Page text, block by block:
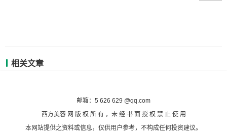
相关文章
邮箱：5 626 629 @qq.com
西方美容 网 版 权 所 有 ，未 经 书 面 授 权 禁 止 使 用
本网站提供之资料或信息，仅供用户参考，不构成任何投资建议。